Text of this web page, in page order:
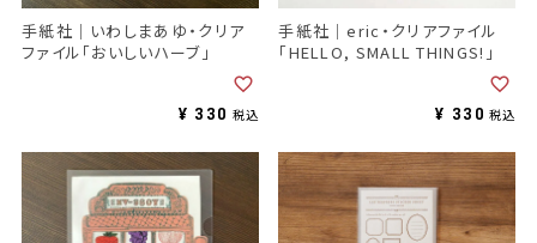
手紙社｜いわしまあゆ・クリア
ファイル「おいしいハーブ」
¥ 330 税込
手紙社｜eric・クリアファイル
「HELLO, SMALL THINGS!」
¥ 330 税込